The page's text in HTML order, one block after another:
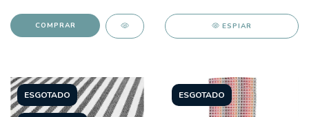
ESPIAR
ESGOTADO ESGOTADO